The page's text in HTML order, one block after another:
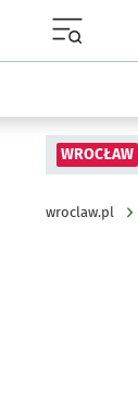
WROCŁAW
wroclaw.pl